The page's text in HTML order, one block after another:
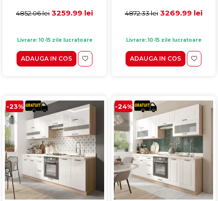
alb
4852.06 lei 3259.99 lei
Livrare: 10-15 zile lucratoare
ADAUGA IN COS
ultralucios, alb
4872.33 lei 3269.99 lei
Livrare: 10-15 zile lucratoare
ADAUGA IN COS
-23% -24%